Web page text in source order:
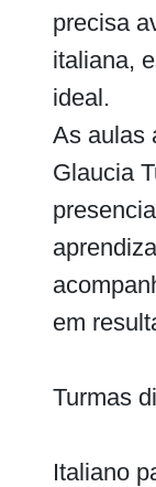
precisa
italiana,
ideal.
As aulas
Glaucia
em
Turmas
Italiano